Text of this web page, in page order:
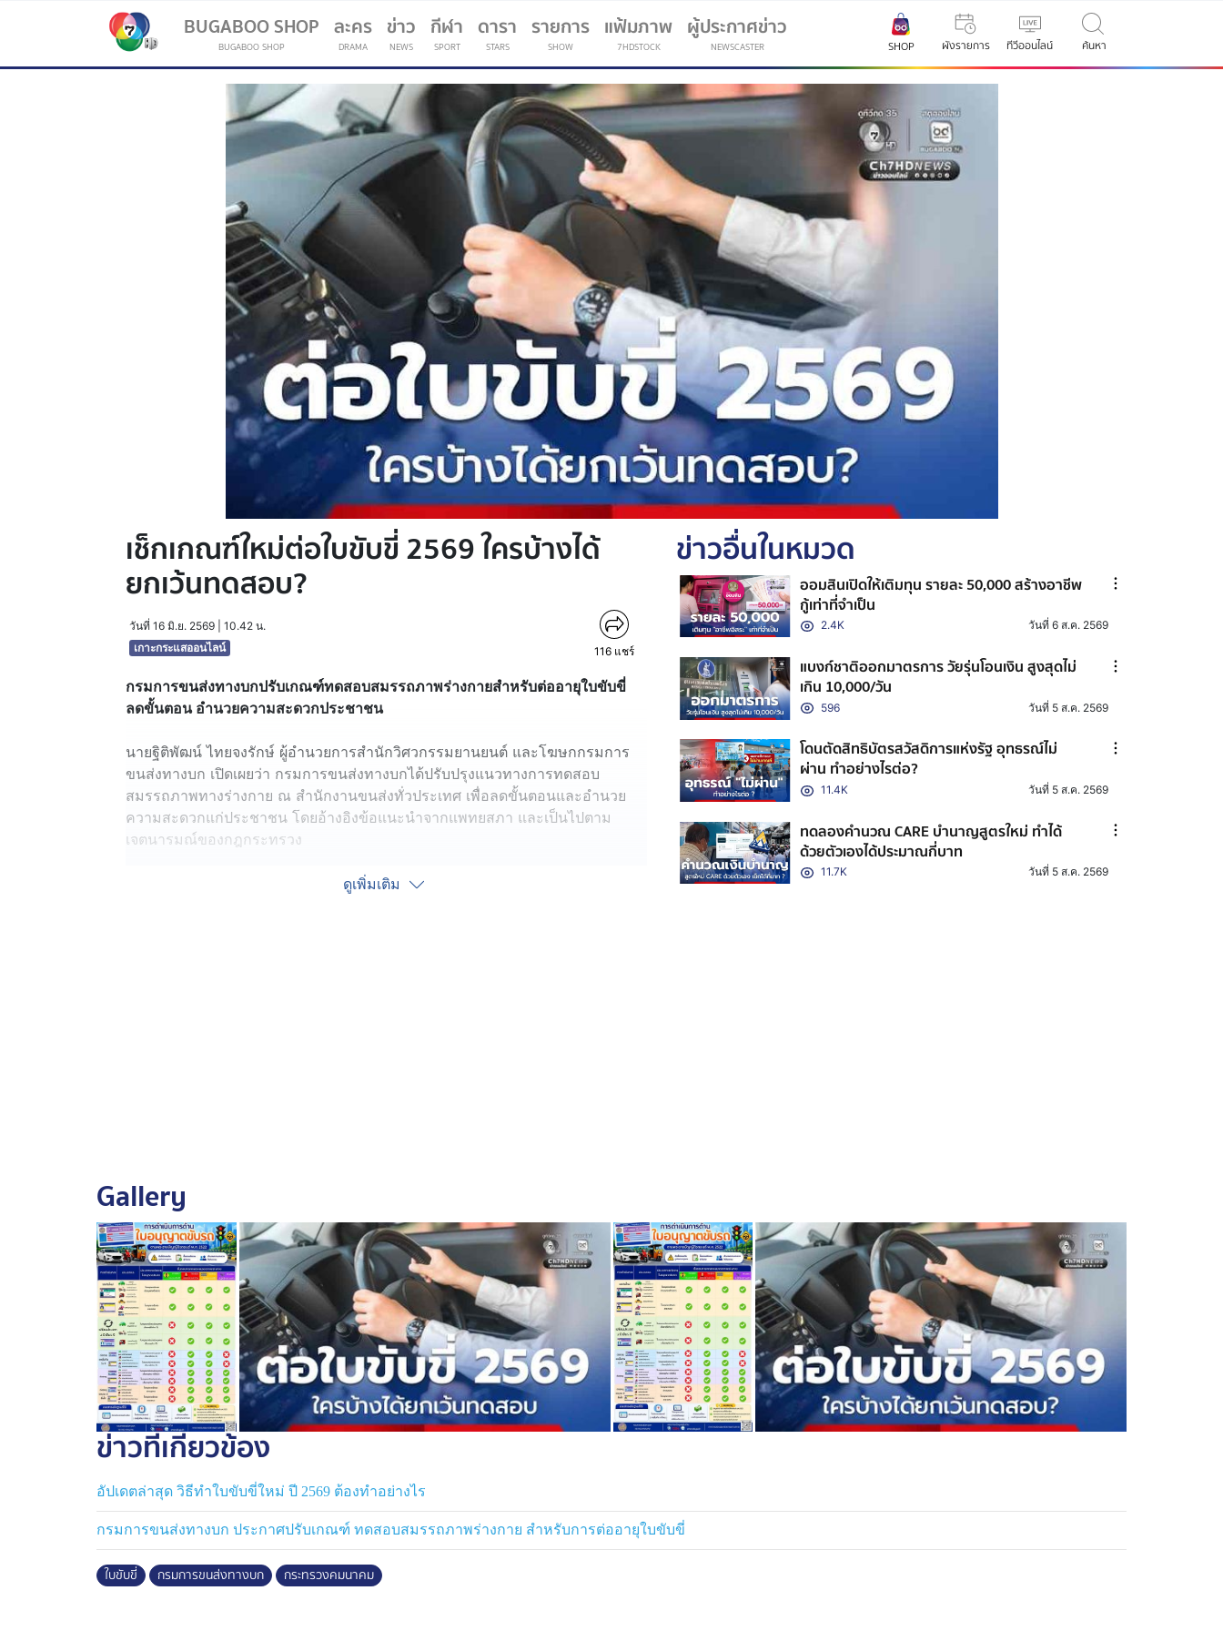
BUGABOO SHOP
BUGABOO SHOP
ละคร
DRAMA
ข่าว
NEWS
กีฬา
SPORT
(current)
ดารา
STARS
รายการ
SHOW
แฟ้มภาพ
7HDSTOCK
ผู้ประกาศข่าว
NEWSCASTER SHOP ผังรายการ ทีวีออนไลน์ ค้นหา
เช็กเกณฑ์ใหม่ต่อใบขับขี่ 2569 ใครบ้างได้
ยกเว้นทดสอบ?
วันที่ 16 มิ.ย. 2569 | 10.42 น.
เกาะกระแสออนไลน์
116 แชร์
กรมการขนส่งทางบกปรับเกณฑ์ทดสอบสมรรถภาพร่างกายสำหรับต่ออายุใบขับขี่
ลดขั้นตอน อำนวยความสะดวกประชาชน
นายฐิติพัฒน์ ไทยจงรักษ์ ผู้อำนวยการสำนักวิศวกรรมยานยนต์ และโฆษกกรมการ
ขนส่งทางบก เปิดเผยว่า กรมการขนส่งทางบกได้ปรับปรุงแนวทางการทดสอบ
สมรรถภาพทางร่างกาย ณ สำนักงานขนส่งทั่วประเทศ เพื่อลดขั้นตอนและอำนวย
ความสะดวกแก่ประชาชน โดยอ้างอิงข้อแนะนำจากแพทยสภา และเป็นไปตาม
เจตนารมณ์ของกฎกระทรวง
ผู้ขอต่ออายุใบอนุญาตขับรถที่มีอายุเกิน 55 ปีบริบูรณ์ขึ้นไป ยังคงต้องเข้ารับการ
ทดสอบความสามารถของปฏิกิริยาทางเท้า ควบคู่กับการทดสอบสายตาทางกว้าง
และสายตาทางลึกตามปกติ
ขาดต่ออายุเกิน 1 ปี ต้องทดสอบสมรรถภาพครบถ้วน
ผู้ที่ปล่อยให้ใบอนุญาตขับรถขาดต่ออายุเกิน 1 ปี จะต้องเข้ารับการทดสอบความ
สามารถของปฏิกิริยาทางเท้า รวมถึงการทดสอบสายตาทางกว้างและสายตาทางลึก
เช่นเดียวกับหลักเกณฑ์ปกติ
มุ่งลดภาระประชาชน พร้อมเดินหน้าพัฒนาระบบต่อใบขับขี่ออนไลน์
กรมการขนส่งทางบกระบุว่า การปรับเกณฑ์ครั้งนี้มีเป้าหมายเพื่อลดภาระและ
ร่างกายเหมาะสมต่อการขับขี่
ขณะเดียวกัน กรมฯ อยู่ระหว่างหารือร่วมกับกระทรวงสาธารณสุขและแพทยสภา
และมีประสิทธิภาพมากยิ่งขึ้น ตามกฎกระทรวงการขอและการออกใบอนุญาตขับรถ
ดูเพิ่มเติม
ข่าวอื่นในหมวด
ออมสินเปิดให้เติมทุน รายละ 50,000 สร้างอาชีพ
กู้เท่าที่จำเป็น
2.4K วันที่ 6 ส.ค. 2569
แบงก์ชาติออกมาตรการ วัยรุ่นโอนเงิน สูงสุดไม่
เกิน 10,000/วัน
596 วันที่ 5 ส.ค. 2569
โดนตัดสิทธิบัตรสวัสดิการแห่งรัฐ อุทธรณ์ไม่
ผ่าน ทำอย่างไรต่อ?
11.4K วันที่ 5 ส.ค. 2569
ทดลองคำนวณ CARE บำนาญสูตรใหม่ ทำได้
ด้วยตัวเองได้ประมาณกี่บาท
11.7K วันที่ 5 ส.ค. 2569
Gallery
ข่าวที่เกี่ยวข้อง
อัปเดตล่าสุด วิธีทำใบขับขี่ใหม่ ปี 2569 ต้องทำอย่างไร
กรมการขนส่งทางบก ประกาศปรับเกณฑ์ ทดสอบสมรรถภาพร่างกาย สำหรับการต่ออายุใบขับขี่
ใบขับขี่ กรมการขนส่งทางบก กระทรวงคมนาคม